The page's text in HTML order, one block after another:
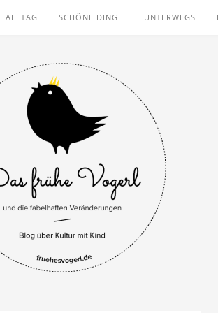
ALLTAG SCHÖNE DINGE UNTERWEGS